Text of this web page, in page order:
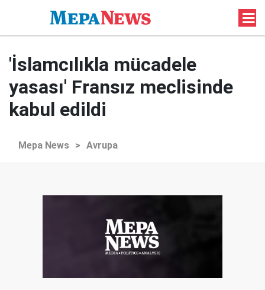
'İslamcılıkla mücadele
yasası' Fransız meclisinde
kabul edildi
Mepa News > Avrupa